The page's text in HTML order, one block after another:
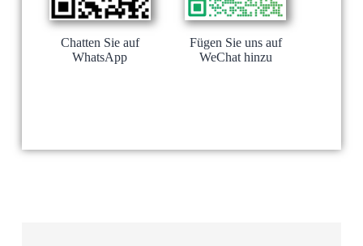
Chatten Sie auf
WhatsApp
Fügen Sie uns auf
WeChat hinzu